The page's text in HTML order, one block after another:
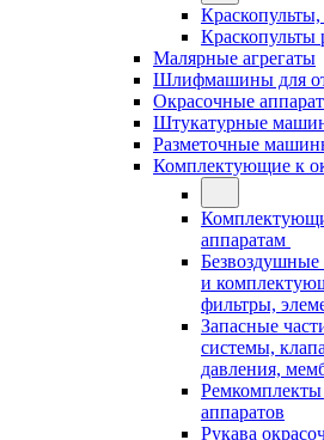
Краскопульты
Малярные агрегаты
Шлифмашины для
Окрасочные
Штукатурные
Разметочные
Комплектующие к
аппаратам
Безвоздушные
и
фильтры,
Запасные
системы,
давления,
аппаратов
Рукава